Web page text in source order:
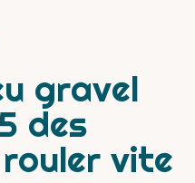
gravel
des
vite